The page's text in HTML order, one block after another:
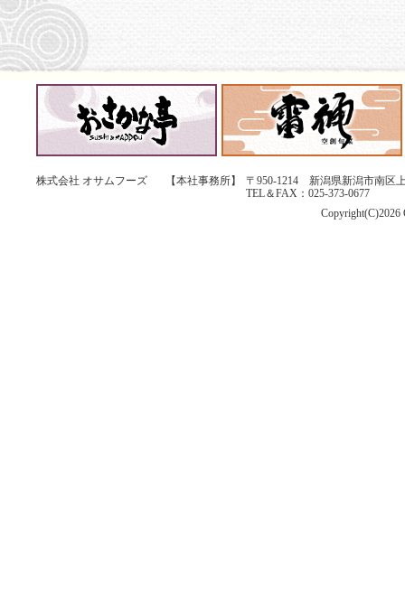
株式会社 オサムフーズ 【本社事務所】
〒950-1214 新潟県新潟市南区
TEL＆FAX：025-373-0677